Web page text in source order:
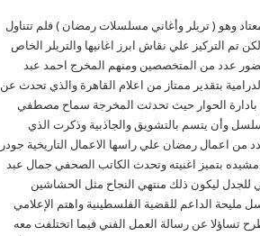
وهو ( تريلر وأغاني مسلسلات رمضان ) فلم تتناول
التركيز علي نقاش ابرز اغانيها والتريلر الخاص
عدد من المتخصصين ومنهم المخرج احمد عبد
بتقدير ممتاز من اعلام القاهرة والذي تحدث عن
بادارة الحوار حيث تحدثت المخرجة سماح مصطفي
وأن يتسم بالتشويق والجاذبية وذكرت الذي
من اعمال رمضان علي راسها الاعمال التاريخية جودر
ج٢وكذلك بدون سابق انذار مشيده بتميز اغنيته وتحدث الكاتب الصحفي جمال عبد
للجدل ليكون ذلك منتهي النجاح مثل الحشاشين
الداعم للقضية الفلسطينية واهتم الإعلامي
تساؤلا عن رسالة العمل الفني فيما اتختلفت معه